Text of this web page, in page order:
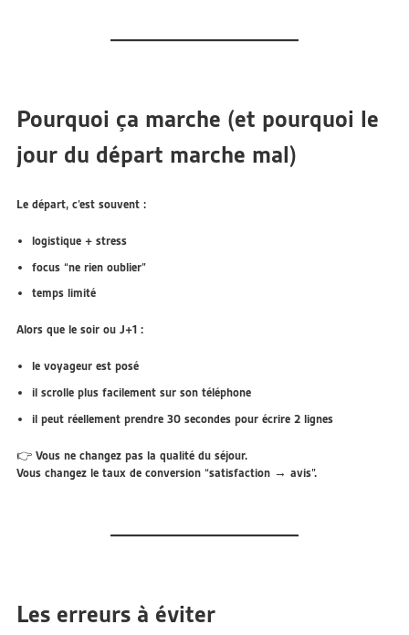
Pourquoi ça marche (et pourquoi le
jour du départ marche mal)
Le départ, c’est souvent :
logistique + stress
focus “ne rien oublier”
temps limité
Alors que le soir ou J+1 :
le voyageur est posé
il scrolle plus facilement sur son téléphone
il peut réellement prendre 30 secondes pour écrire 2 lignes
👉 Vous ne changez pas la qualité du séjour.
Vous changez le taux de conversion“satisfaction → avis”.
Les erreurs à éviter